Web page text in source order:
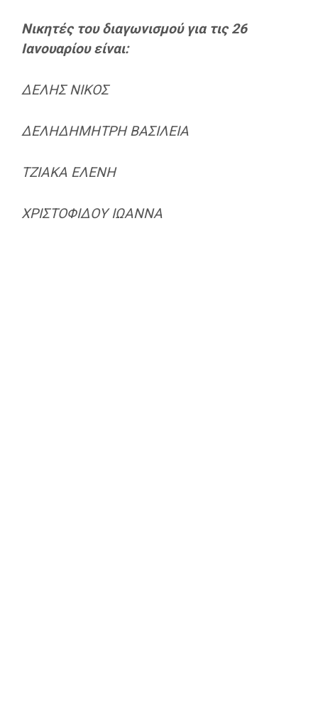
Νικητές του διαγωνισμού για τις 26
Ιανουαρίου είναι:
ΔΕΛΗΣ ΝΙΚΟΣ
ΔΕΛΗΔΗΜΗΤΡΗ ΒΑΣΙΛΕΙΑ
ΤΖΙΑΚΑ ΕΛΕΝΗ
ΧΡΙΣΤΟΦΙΔΟΥ ΙΩΑΝΝΑ